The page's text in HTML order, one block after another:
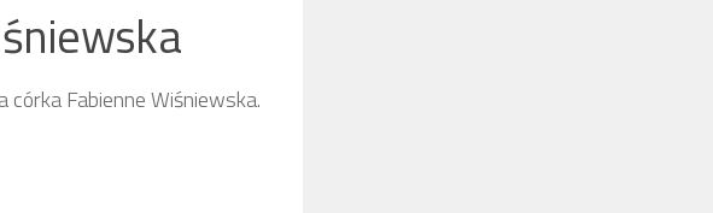
Fabienne Wiśniewska.